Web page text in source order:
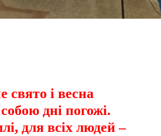
свято і весна
дні погожі.
для всіх людей –